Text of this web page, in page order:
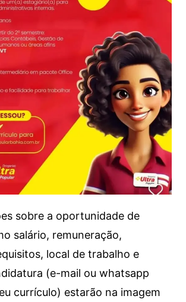
sobre a oportunidade de
salário, remuneração,
local de trabalho e
(e-mail ou whatsapp
currículo) estarão na imagem